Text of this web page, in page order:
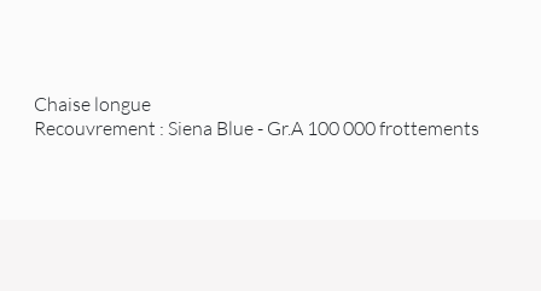
Chaise longue
Recouvrement : Siena Blue - Gr.A 100 000 frottements